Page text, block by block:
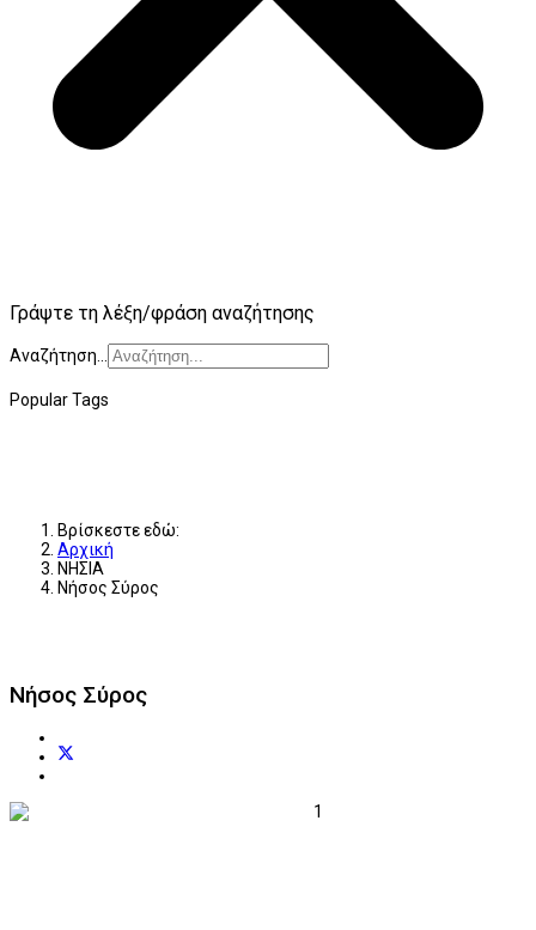
Γράψτε τη λέξη/φράση αναζήτησης
Αναζήτηση...
Popular Tags
Βρίσκεστε εδώ:
Αρχική
ΝΗΣΙΑ
Νήσος Σύρος
Νήσος Σύρος